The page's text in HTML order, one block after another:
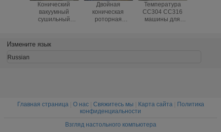
Конический
вакуумный
сушильный
Двойная
коническая
роторная
Температура
СС304 СС316
машины для
Измените язык
Russian
Главная страница| О нас| Свяжитесь мы Карта сайта|
Политика
конфиденциальности
Взгляд настольного компьютера